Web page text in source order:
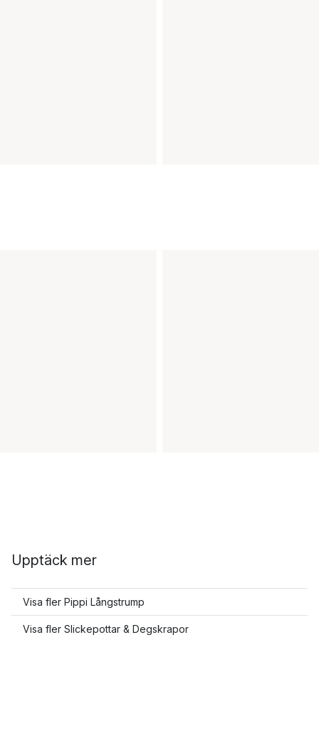
Upptäck mer
Visa fler Pippi Långstrump
Visa fler Slickepottar & Degskrapor